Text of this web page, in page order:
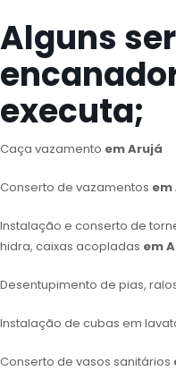
Alguns
executa;
Caça vazamento em Arujá
Conserto de vazamentos em
Instalação e conserto de
hidra, caixas acopladas em
Desentupimento de pias,
Instalação de cubas em
Conserto de vasos sanitários